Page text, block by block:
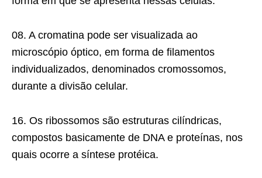
08. A cromatina pode ser visualizada ao
microscópio óptico, em forma de filamentos
individualizados, denominados cromossomos,
durante a divisão celular.
16. Os ribossomos são estruturas cilíndricas,
compos­tos basicamente de DNA e proteínas, nos
quais ocorre a síntese protéica.